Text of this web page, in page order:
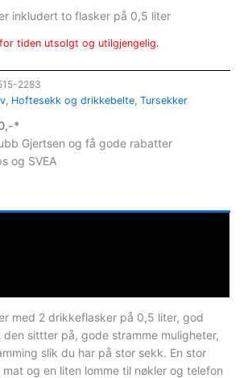
inkludert to flasker på 0,5 liter
tiden utsolgt og utilgjengelig.
2283
Hoftesekk og drikkebelte ,Tursekker
*
Gjertsen og få gode rabatter
og SVEA
med 2 drikkeflasker på 0,5 liter, god
den sittter på, gode stramme muligheter,
slik du har på stor sekk. En stor
og en liten lomme til nøkler og telefon